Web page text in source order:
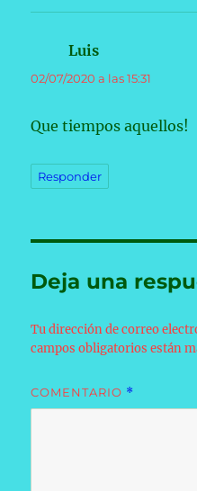
Luis
02/07/2020 a las 15:31
Que tiempos aquellos!
Responder
Deja una
Tu dirección de correo
campos obligatorios están
COMENTARIO *